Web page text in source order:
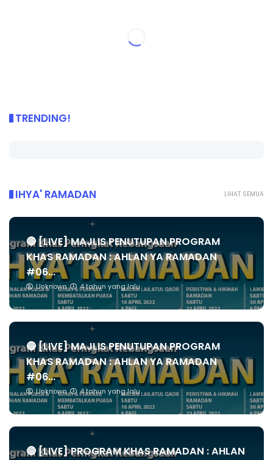
TRENDING!
LIHAT SEMUA
IHYA' RAMADAN
🔴 [LIVE] MAJLIS PENUTUPAN PROGRAM
KHAS RAMADAN : AHLAN YA RAMADAN
#06...
Unknown 4 tahun yang lalu
🔴 [LIVE] MAJLIS PENUTUPAN PROGRAM
KHAS RAMADAN : AHLAN YA RAMADAN
#06...
Unknown 4 tahun yang lalu
🔴 [LIVE] PROGRAM KHAS RAMADAN : AHLAN